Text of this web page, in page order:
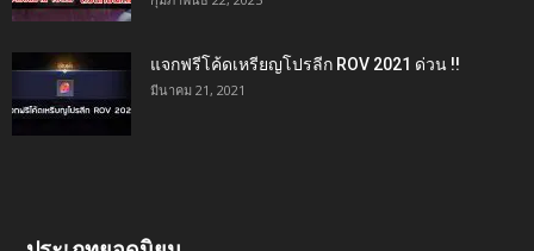
แจกฟรีโค้ดเหรียญโปรลีก ROV 2021 ด่วน !!
มีนาคม 21, 2021